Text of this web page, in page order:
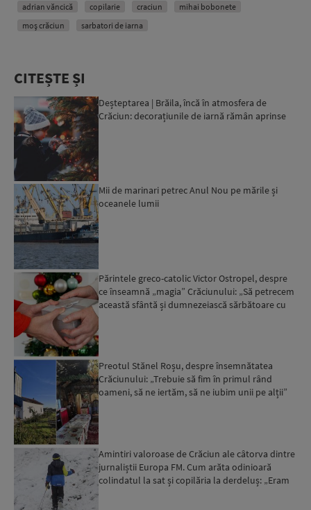
adrian văncică copilarie craciun
mihai bobonete
moş crăciun
sarbatori de iarna
CITEȘTE ȘI
Deșteptarea | Brăila, încă în atmosfera de
Crăciun: decorațiunile de iarnă rămân aprinse
Mii de marinari petrec Anul Nou pe mările și
oceanele lumii
Părintele greco-catolic Victor Ostropel, despre
ce înseamnă „magia” Crăciunului: „Să petrecem
această sfântă și dumnezeiască sărbătoare cu
Preotul Stănel Roșu, despre însemnătatea
Crăciunului: „Trebuie să fim în primul rând
oameni, să ne iertăm, să ne iubim unii pe alții”
Amintiri valoroase de Crăciun ale câtorva dintre
jurnaliștii Europa FM. Cum arăta odinioară
colindatul la sat și copilăria la derdeluș: „Eram